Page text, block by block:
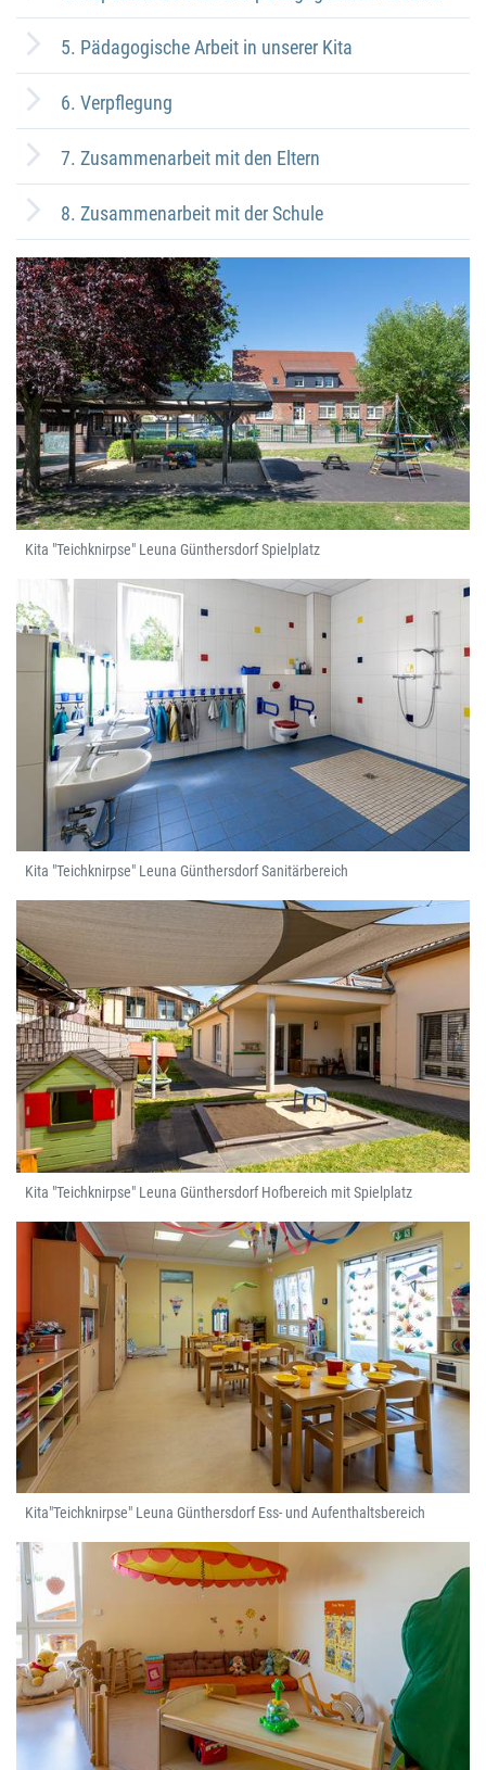
5. Pädagogische Arbeit in unserer Kita
6. Verpflegung
7. Zusammenarbeit mit den Eltern
8. Zusammenarbeit mit der Schule
Kita "Teichknirpse" Leuna Günthersdorf Spielplatz
Kita "Teichknirpse" Leuna Günthersdorf Sanitärbereich
Kita "Teichknirpse" Leuna Günthersdorf Hofbereich mit Spielplatz
Kita"Teichknirpse" Leuna Günthersdorf Ess- und Aufenthaltsbereich